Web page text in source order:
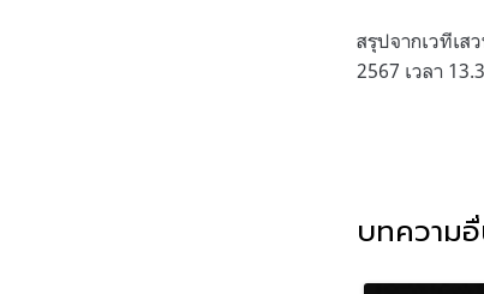
สรุปจากเวทีเส
2567 เวลา
บทความ